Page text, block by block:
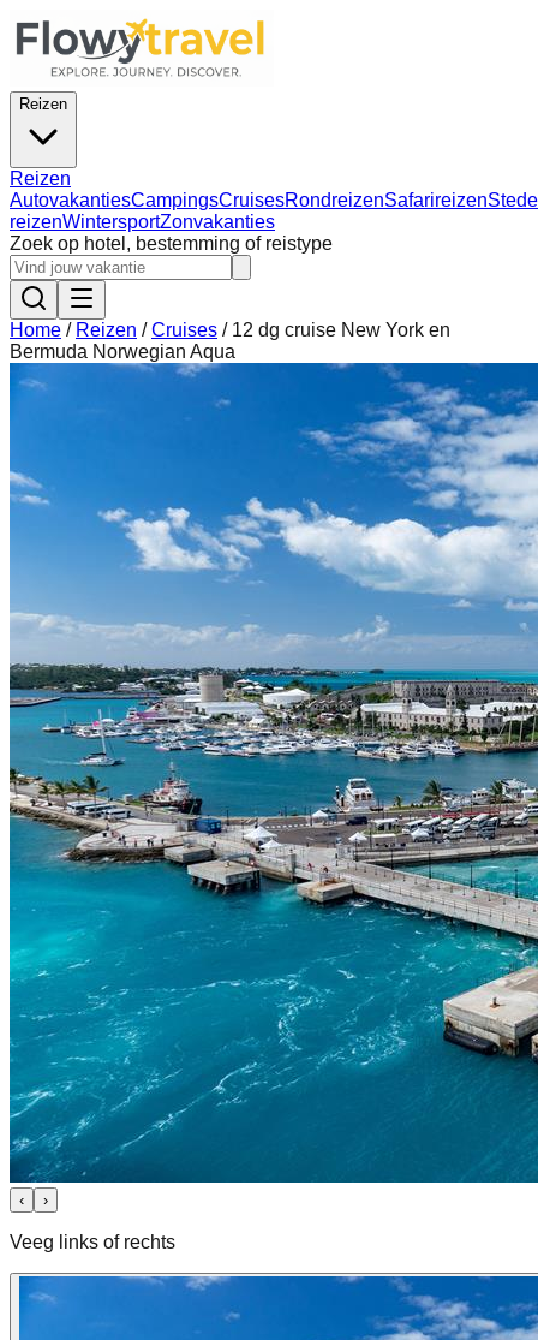
Reizen
Reizen
AutovakantiesCampingsCruisesRondreizenSafarireizen
reizenWintersportZonvakanties
Zoek op hotel, bestemming of reistype
Home / Reizen /Cruises / 12 dg cruise New York en
Bermuda Norwegian Aqua
‹ ›
Veeg links of rechts